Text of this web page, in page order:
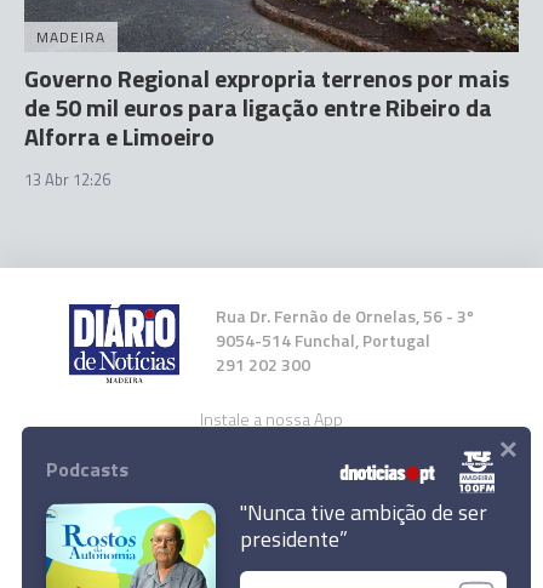
MADEIRA
Governo Regional expropria terrenos por mais
de 50 mil euros para ligação entre Ribeiro da
Alforra e Limoeiro
13 Abr 12:26
Rua Dr. Fernão de Ornelas, 56 - 3º
9054-514 Funchal, Portugal
291 202 300
Instale a nossa App
© 2023 Empresa Diário de Notícias, Lda.
Podcasts
"Nunca tive ambição de ser
presidente”
×